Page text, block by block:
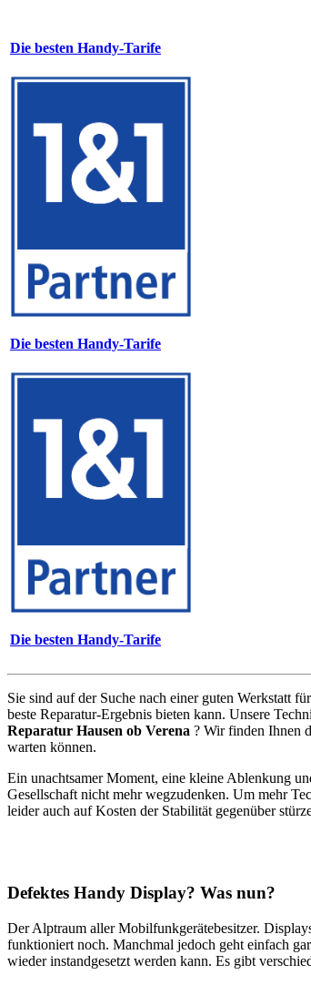
Die besten Handy-Tarife
Die besten Handy-Tarife
Die besten Handy-Tarife
Sie sind auf der Suche nach einer guten Werkstatt für
beste Reparatur-Ergebnis bieten kann. Unsere
Reparatur Hausen ob Verena ? Wir finden Ihnen
warten können.
Ein unachtsamer Moment, eine kleine Ablenkung
Gesellschaft nicht mehr wegzudenken. Um mehr
leider auch auf Kosten der Stabilität gegenüber
Defektes Handy Display? Was nun?
Der Alptraum aller Mobilfunkgerätebesitzer.
funktioniert noch. Manchmal jedoch geht einfach
wieder instandgesetzt werden kann. Es gibt